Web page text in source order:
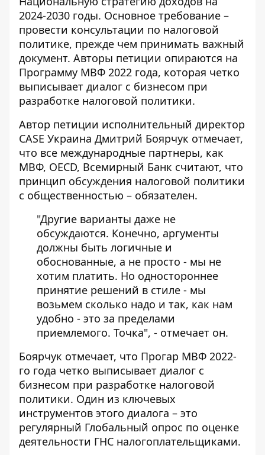
2024-2030 годы. Основное требование –
провести консультации по налоговой
политике, прежде чем принимать важный
документ. Авторы петиции опираются на
Программу МВФ 2022 года, которая четко
выписывает диалог с бизнесом при
разработке налоговой политики.
Автор петиции исполнительный директор
CASE Украина Дмитрий Боярчук отмечает,
что все международные партнеры, как
МВФ, OECD, Всемирный Банк считают, что
принцип обсуждения налоговой политики
с общественностью – обязателен.
"Другие варианты даже не
обсуждаются. Конечно, аргументы
должны быть логичные и
обоснованные, а не просто - мы не
хотим платить. Но одностороннее
принятие решений в стиле - мы
возьмем сколько надо и так, как нам
удобно - это за пределами
приемлемого. Точка", - отмечает он.
Боярчук отмечает, что Прогар МВФ 2022-
го года четко выписывает диалог с
бизнесом при разработке налоговой
политики. Один из ключевых
инструментов этого диалога – это
регулярный Глобальный опрос по оценке
деятельности ГНС налогоплательщиками.